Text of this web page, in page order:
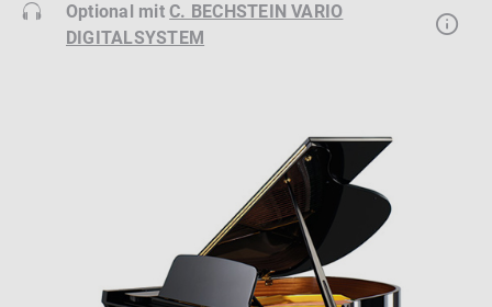
Optional mitC. BECHSTEIN VARIO
DIGITALSYSTEM